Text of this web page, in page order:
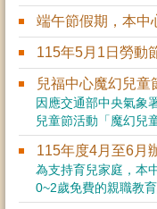
端午節假期，本中
115年5月1日勞動
兒福中心魔幻兒童
因應交通部中央氣象
兒童節活動「魔幻兒
115年度4月至6月
為支持育兒家庭，本
0~2歲免費的親職教